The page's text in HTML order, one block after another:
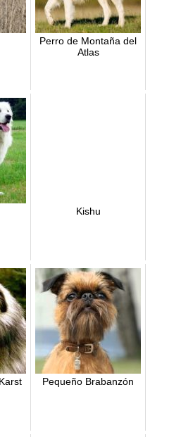
Perro de Montaña del
Atlas
Kishu
Pequeño Brabanzón